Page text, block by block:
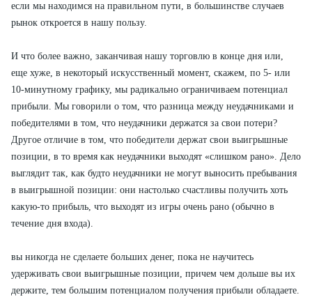
если мы находимся на правильном пути, в большинстве случаев
рынок откроется в нашу пользу.
И что более важно, заканчивая нашу торговлю в конце дня или,
еще хуже, в некоторый искусственный момент, скажем, по 5- или
10-минутному графи­ку, мы радикально ограничиваем потенциал
прибыли. Мы говорили о том, что разница между неудачниками и
победителями в том, что неудачники держат­ся за свои потери?
Другое отличие в том, что победители держат свои выиг­рышные
позиции, в то время как неудачники выходят «слишком рано». Дело
выглядит так, как будто неудачники не могут выносить пребывания
в выиг­рышной позиции: они настолько счастливы получить хоть
какую-то прибыль, что выходят из игры очень рано (обычно в
течение дня входа).
вы никогда не сделаете больших денег, пока не научитесь
удерживать свои выигрышные позиции, причем чем дольше вы их
держите, тем большим потенциалом получения прибыли обладаете.